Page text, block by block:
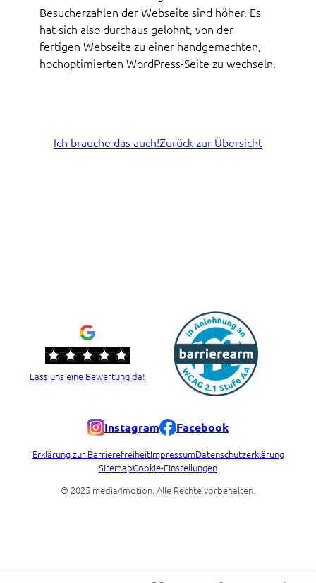
Besucherzahlen der Webseite sind höher. Es
hat sich also durchaus gelohnt, von der
fertigen Webseite zu einer handgemachten,
hochoptimierten WordPress-Seite zu wechseln.
Ich brauche das auch!Zurück zur Übersicht
Lass uns eine Bewertung da!
Instagram Facebook
Erklärung zur BarrierefreiheitImpressumDatenschutzerklärung
SitemapCookie-Einstellungen
© 2025 media4motion. Alle Rechte vorbehalten.